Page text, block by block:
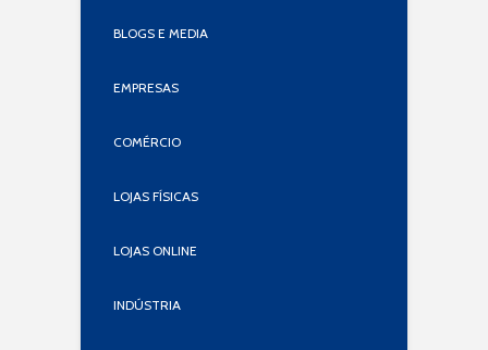
BLOGS E MEDIA
EMPRESAS
COMÉRCIO
LOJAS FÍSICAS
LOJAS ONLINE
INDÚSTRIA